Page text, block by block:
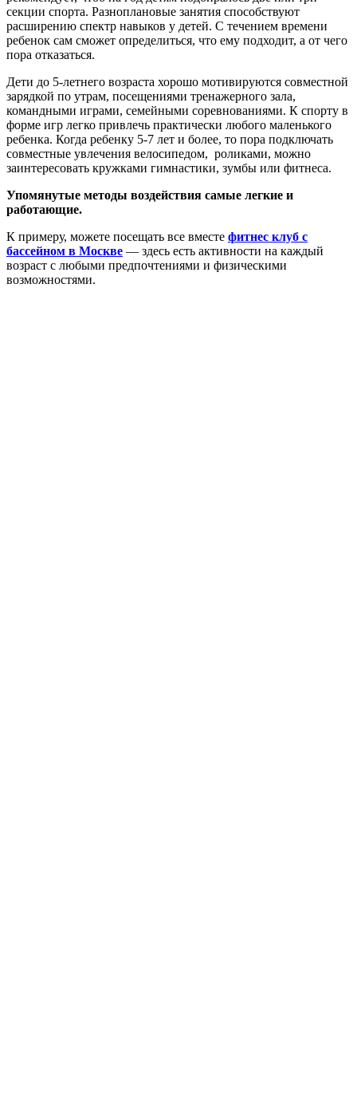
секции спорта. Разноплановые занятия способствуют
расширению спектр навыков у детей. С течением времени
ребенок сам сможет определиться, что ему подходит, а от чего
пора отказаться.
Дети до 5-летнего возраста хорошо мотивируются совместной
зарядкой по утрам, посещениями тренажерного зала,
командными играми, семейными соревнованиями. К спорту в
форме игр легко привлечь практически любого маленького
ребенка. Когда ребенку 5-7 лет и более, то пора подключать
совместные увлечения велосипедом, роликами, можно
заинтересовать кружками гимнастики, зумбы или фитнеса.
Упомянутые методы воздействия самые легкие и
работающие.
К примеру, можете посещать все вместе фитнес клуб с
бассейном в Москве — здесь есть активности на каждый
возраст с любыми предпочтениями и физическими
возможностями.